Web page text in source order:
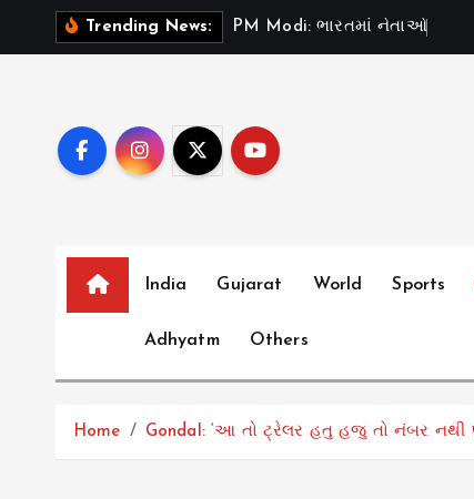
Trending News: P M M o d i: ભરતમ નતઓ
India Gujarat World Sports
Adhyatm Others
Home Gondal: ‘આ તો ટ્રેલર હતુ હજુ તો નંબર નથી